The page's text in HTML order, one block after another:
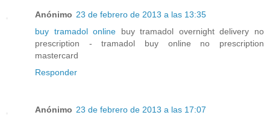
Anónimo 23 de febrero de 2013 a las 13:35
buy tramadol online buy tramadol overnight delivery no
prescription - tramadol buy online no prescription
mastercard
Responder
Anónimo 23 de febrero de 2013 a las 17:07